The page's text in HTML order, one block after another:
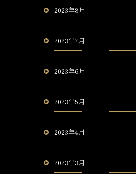
2023年8月
2023年7月
2023年6月
2023年5月
2023年4月
2023年3月